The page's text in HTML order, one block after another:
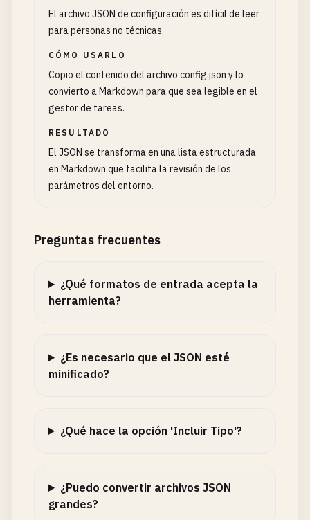
El archivo JSON de configuración es difícil de leer
para personas no técnicas.
CÓMO USARLO
Copio el contenido del archivo config.json y lo
convierto a Markdown para que sea legible en el
gestor de tareas.
RESULTADO
El JSON se transforma en una lista estructurada
en Markdown que facilita la revisión de los
parámetros del entorno.
Preguntas frecuentes
¿Qué formatos de entrada acepta la
herramienta?
¿Es necesario que el JSON esté
minificado?
¿Qué hace la opción 'Incluir Tipo'?
¿Puedo convertir archivos JSON
grandes?